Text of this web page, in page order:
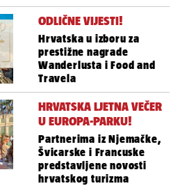
ODLIČNE VIJESTI!
Hrvatska u izboru za
prestižne nagrade
Wanderlusta i Food and
Travela
HRVATSKA LJETNA VEČER
U EUROPA-PARKU!
Partnerima iz Njemačke,
Švicarske i Francuske
predstavljene novosti
hrvatskog turizma